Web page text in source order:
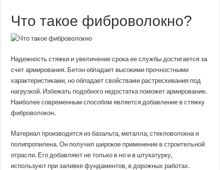
Что такое фиброволокно?
Надежность стяжки и увеличение срока ее службы достигается за
счет армирования. Бетон обладает высокими прочностными
характеристиками, но обладает свойствами растрескивания под
нагрузкой. Избежать подобного недостатка поможет армирование.
Наиболее современным способом является добавление в стяжку
фиброволокон.
Материал производится из базальта, металла, стекловолокна и
полипропилена. Он получил широкое применение в строительной
отрасли. Его добавляют не только в но и в штукатурку,
используют при заливке фундаментов, в дорожных работах.